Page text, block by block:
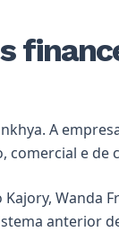
. A
comercial e de
Wanda
anterior